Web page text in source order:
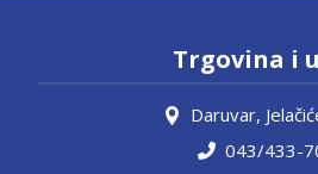
Trgovina i
Daruvar,
043/433-